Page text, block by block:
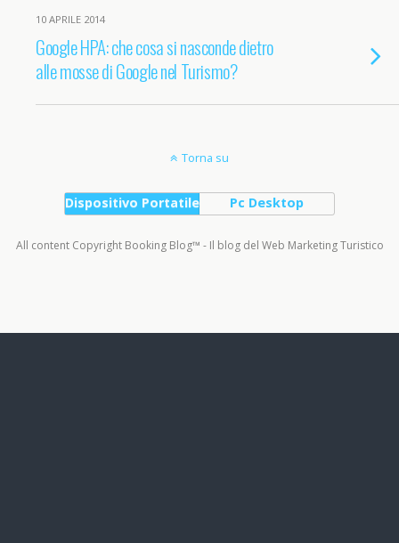
10 APRILE 2014
Google HPA: che cosa si nasconde dietro
alle mosse di Google nel Turismo?
Torna su
Dispositivo Portatile Pc Desktop
All content Copyright Booking Blog™ - Il blog del Web Marketing Turistico